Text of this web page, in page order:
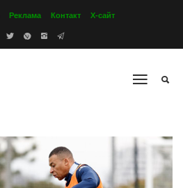
Реклама Контакт Х-сайт